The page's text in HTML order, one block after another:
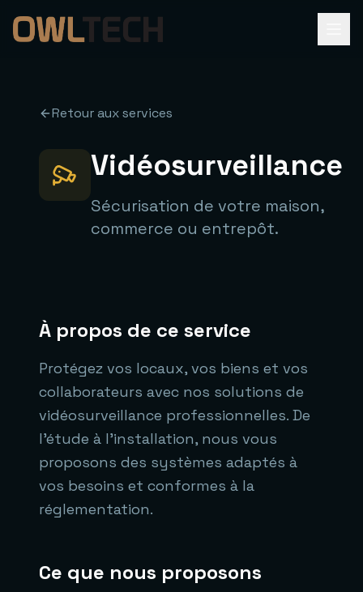
Retour aux services
Vidéosurveillance
Sécurisation de votre maison,
commerce ou entrepôt.
À propos de ce service
Protégez vos locaux, vos biens et vos
collaborateurs avec nos solutions de
vidéosurveillance professionnelles. De
l'étude à l'installation, nous vous
proposons des systèmes adaptés à
vos besoins et conformes à la
réglementation.
Ce que nous proposons